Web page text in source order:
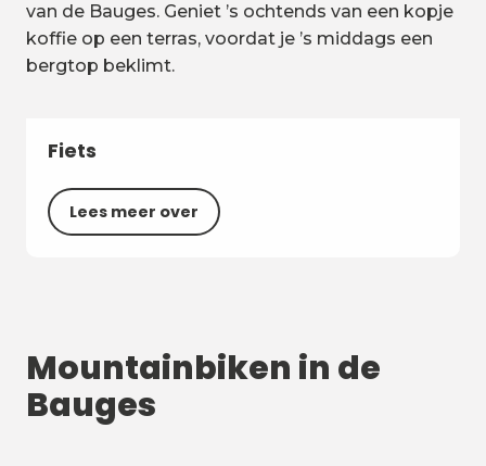
van de Bauges. Geniet ’s ochtends van een kopje
koffie op een terras, voordat je ’s middags een
bergtop beklimt.
Fiets
Lees meer over
Mountainbiken in de
Bauges